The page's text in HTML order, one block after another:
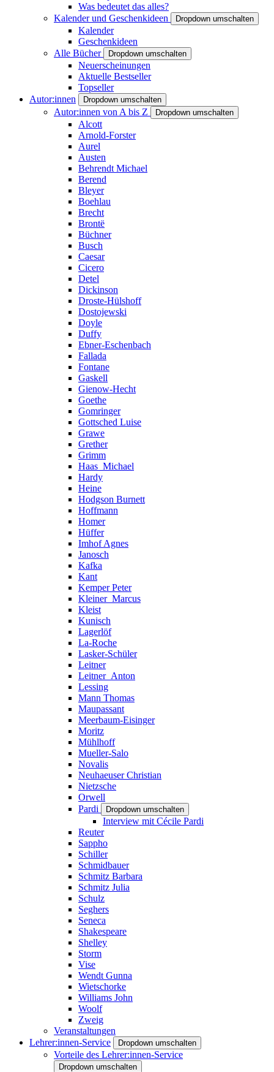
Was bedeutet das alles?
Kalender und Geschenkideen
Dropdown umschalten
Kalender
Geschenkideen
Alle Bücher
Dropdown umschalten
Neuerscheinungen
Aktuelle Bestseller
Topseller
Autor:innen
Dropdown umschalten
Autor:innen von A bis Z Dropdown umschalten
Alcott
Arnold-Forster
Aurel
Austen
Behrendt Michael
Berend
Bleyer
Boehlau
Brecht
Brontë
Büchner
Busch
Caesar
Cicero
Detel
Dickinson
Droste-Hülshoff
Dostojewski
Doyle
Duffy
Ebner-Eschenbach
Fallada
Fontane
Gaskell
Gienow-Hecht
Goethe
Gomringer
Gottsched Luise
Grawe
Grether
Grimm
Haas_Michael
Hardy
Heine
Hodgson Burnett
Hoffmann
Homer
Hüffer
Imhof Agnes
Janosch
Kafka
Kant
Kemper Peter
Kleiner_Marcus
Kleist
Kunisch
Lagerlöf
La-Roche
Lasker-Schüler
Leitner
Leitner_Anton
Lessing
Mann Thomas
Maupassant
Meerbaum-Eisinger
Moritz
Mühlhoff
Mueller-Salo
Novalis
Neuhaeuser Christian
Nietzsche
Orwell
Pardi
Dropdown umschalten
Interview mit Cécile Pardi
Reuter
Sappho
Schiller
Schmidbauer
Schmitz Barbara
Schmitz Julia
Schulz
Seghers
Seneca
Shakespeare
Shelley
Storm
Vise
Wendt Gunna
Wietschorke
Williams John
Woolf
Zweig
Veranstaltungen
Lehrer:innen-Service
Dropdown umschalten
Vorteile des Lehrer:innen-Service
Dropdown umschalten